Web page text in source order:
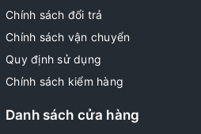
Chính sách đổi trả
Chính sách vận chuyển
Quy định sử dụng
Chính sách kiểm hàng
Danh sách cửa hàng